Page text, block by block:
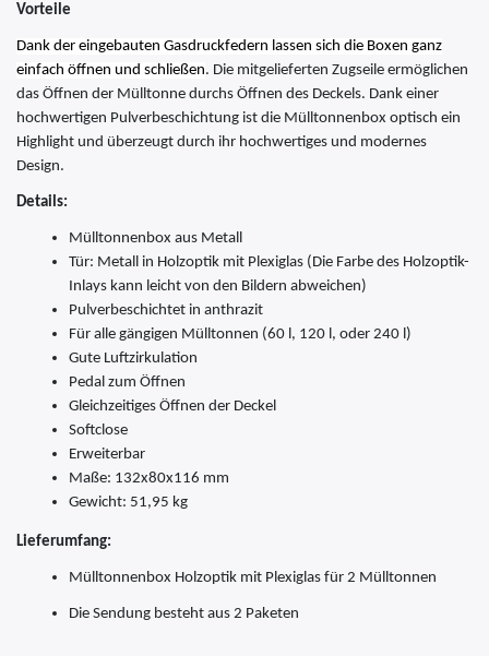
Vorteile
Dank der eingebauten Gasdruckfedern lassen sich die Boxen ganz
einfach öffnen und schließen. Die mitgelieferten Zugseile ermöglichen
das Öffnen der Mülltonne durchs Öffnen des Deckels. Dank einer
hochwertigen Pulverbeschichtung ist die Mülltonnenbox optisch ein
Highlight und überzeugt durch ihr hochwertiges und modernes
Design.
Details:
Mülltonnenbox aus Metall
Tür: Metall in Holzoptik mit Plexiglas (Die Farbe des Holzoptik-
Inlays kann leicht von den Bildern abweichen)
Pulverbeschichtet in anthrazit
Für alle gängigen Mülltonnen (60 l, 120 l, oder 240 l)
Gute Luftzirkulation
Pedal zum Öffnen
Gleichzeitiges Öffnen der Deckel
Softclose
Erweiterbar
Maße: 132x80x116 mm
Gewicht: 51,95 kg
Lieferumfang:
Mülltonnenbox Holzoptik mit Plexiglas für 2 Mülltonnen
Die Sendung besteht aus 2 Paketen